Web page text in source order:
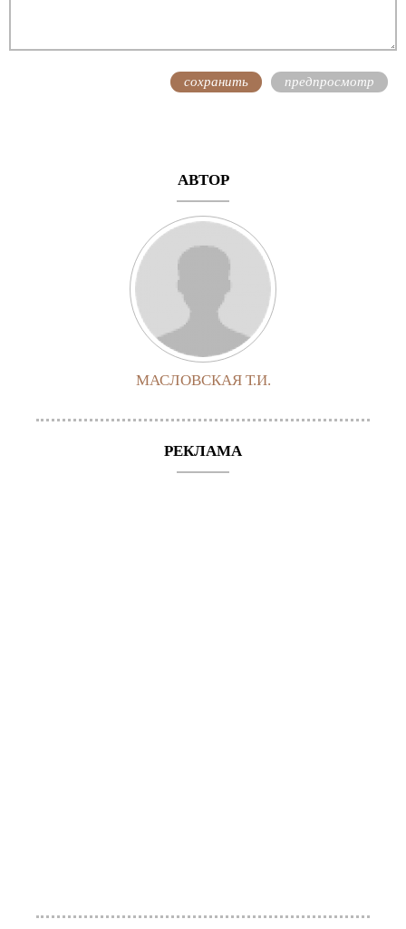
АВТОР
МАСЛОВСКАЯ Т.И.
РЕКЛАМА